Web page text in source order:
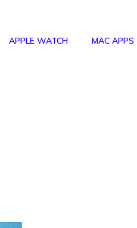
APPLE WATCH MAC APPS